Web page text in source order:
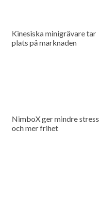
Kinesiska minigrävare tar
plats på marknaden
NimboX ger mindre stress
och mer frihet